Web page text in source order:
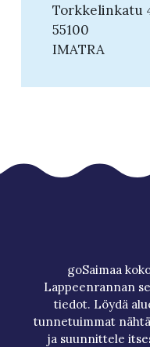
Torkkelinkatu
55100
IMATRA
goSaimaa
Lappeenrannan
tiedot. Löydä
tunnetuimmat
ja suunnittele